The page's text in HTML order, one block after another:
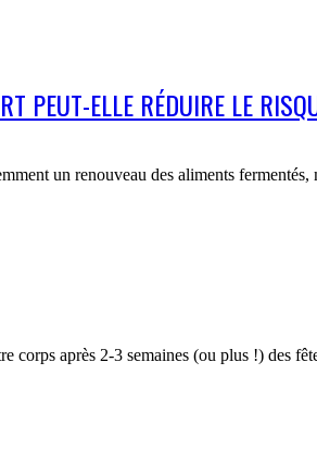
PEUT-ELLE RÉDUIRE LE
un renouveau des aliments
corps après 2-3 semaines (ou plus !) des